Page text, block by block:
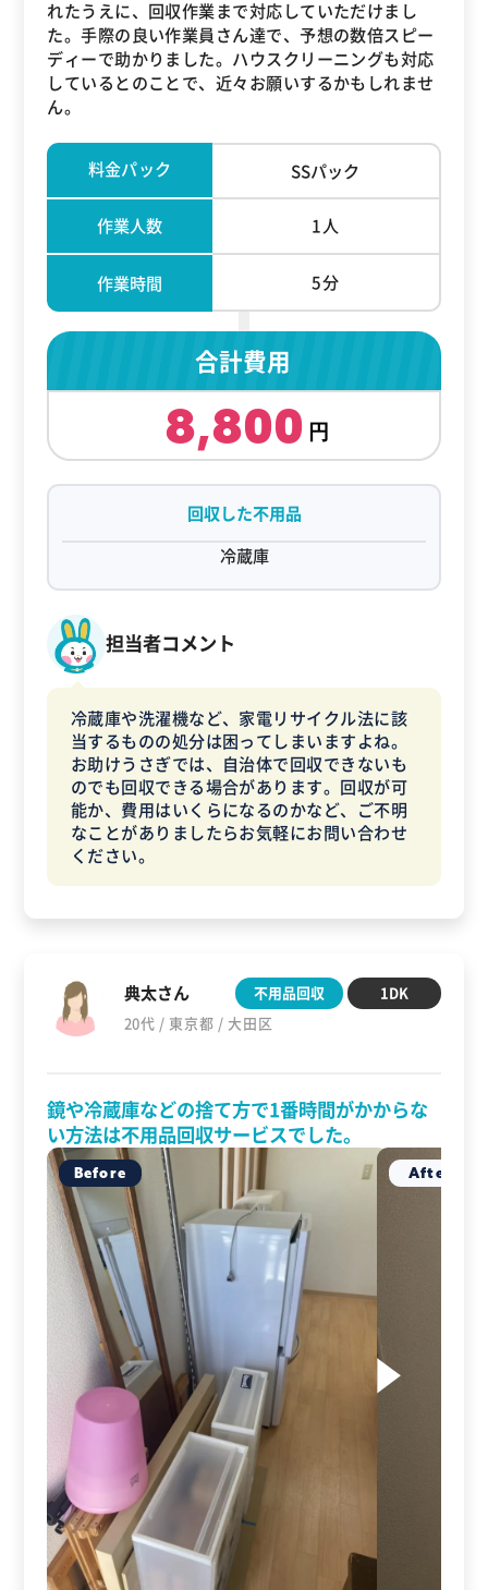
れたうえに、回収作業まで対応していただけまし
た。手際の良い作業員さん達で、予想の数倍スピー
ディーで助かりました。ハウスクリーニングも対応
しているとのことで、近々お願いするかもしれませ
ん。
料金パック SSパック
作業人数 1人
作業時間 5分
合計費用
8,800
回収した不用品
冷蔵庫
担当者コメント
冷蔵庫や洗濯機など、家電リサイクル法に該
当するものの処分は困ってしまいますよね。
お助けうさぎでは、自治体で回収できないも
のでも回収できる場合があります。回収が可
能か、費用はいくらになるのかなど、ご不明
なことがありましたらお気軽にお問い合わせ
ください。
典太さん
20代 / 東京都 / 大田区
不用品回収 1DK
鏡や冷蔵庫などの捨て方で1番時間がかからな
い方法は不用品回収サービスでした。